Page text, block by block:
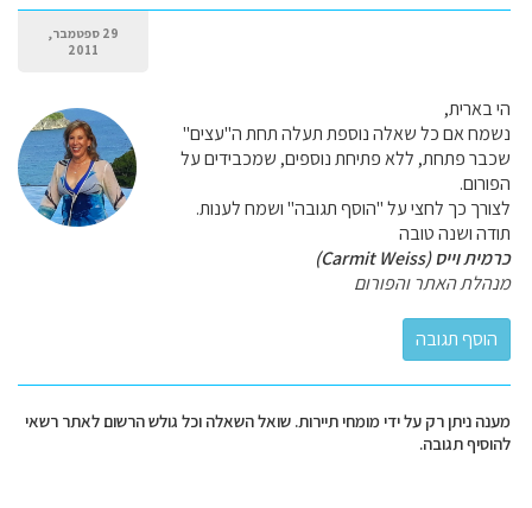
29 ספטמבר,
2011
הי בארית,
נשמח אם כל שאלה נוספת תעלה תחת ה"עצים"
שכבר פתחת, ללא פתיחת נוספים, שמכבידים על
הפורום.
לצורך כך לחצי על "הוסף תגובה" ושמח לענות.
תודה ושנה טובה
כרמית וייס (Carmit Weiss)
מנהלת האתר והפורום
מענה ניתן רק על ידי מומחי תיירות. שואל השאלה וכל גולש הרשום לאתר רשאי
להוסיף תגובה.